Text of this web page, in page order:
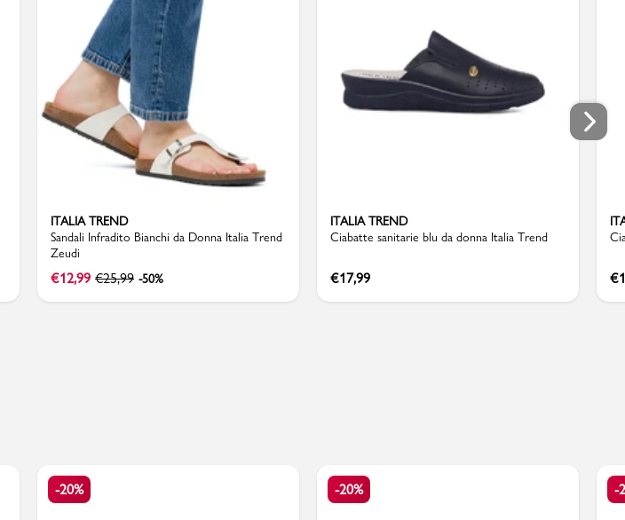
Valigie
PMagazine
ITALIA TREND
Sandali Infradito Bianchi da Donna Italia Trend
Zeudi
€12,99 €25,99 -50%
ITALIA TREND
Ciabatte sanitarie blu da donna Italia Trend
€17,99 €
-20% -20% -